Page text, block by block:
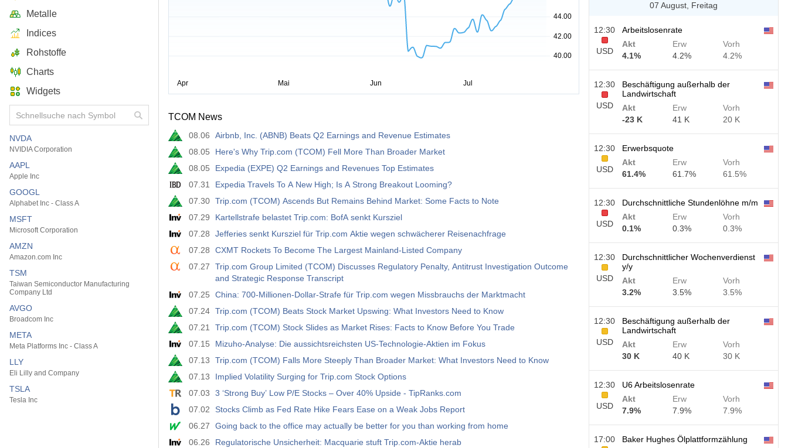
Metalle
Indices
Rohstoffe
Charts
Widgets
NVDA
NVIDIA Corporation
AAPL
Apple Inc
GOOGL
Alphabet Inc - Class A
MSFT
Microsoft Corporation
AMZN
Amazon.com Inc
TSM
Taiwan Semiconductor Manufacturing
Company Ltd
AVGO
Broadcom Inc
META
Meta Platforms Inc - Class A
LLY
Eli Lilly and Company
TSLA
Tesla Inc
TCOM News
08.06
Airbnb, Inc. (ABNB) Beats Q2 Earnings and Revenue Estimates
08.05
Here's Why Trip.com (TCOM) Fell More Than Broader Market
08.05
Expedia (EXPE) Q2 Earnings and Revenues Top Estimates
07.31
Expedia Travels To A New High; Is A Strong Breakout Looming?
07.30 Trip.com (TCOM) Ascends But Remains Behind Market: Some Facts to Note
07.29
Kartellstrafe belastet Trip.com: BofA senkt Kursziel
07.28
Jefferies senkt Kursziel für Trip.com Aktie wegen schwächerer Reisenachfrage
07.28
CXMT Rockets To Become The Largest Mainland-Listed Company
07.27
Trip.com Group Limited (TCOM) Discusses Regulatory Penalty, Antitrust Investigation Outcome
and Strategic Response Transcript
07.25
China: 700-Millionen-Dollar-Strafe für Trip.com wegen Missbrauchs der Marktmacht
07.24 Trip.com (TCOM) Beats Stock Market Upswing: What Investors Need to Know
07.21
Trip.com (TCOM) Stock Slides as Market Rises: Facts to Know Before You Trade
07.15
Mizuho-Analyse: Die aussichtsreichsten US-Technologie-Aktien im Fokus
07.13
Trip.com (TCOM) Falls More Steeply Than Broader Market: What Investors Need to Know
07.13
Implied Volatility Surging for Trip.com Stock Options
07.03
3 ‘Strong Buy’ Low P/E Stocks – Over 40% Upside - TipRanks.com
07.02
Stocks Climb as Fed Rate Hike Fears Ease on a Weak Jobs Report
06.27
Going back to the office may actually be better for you than working from home
06.26
Regulatorische Unsicherheit: Macquarie stuft Trip.com-Aktie herab
07 August, Freitag
12:30
USD
Arbeitslosenrate
Akt
4.1%
Erw
4.2%
Vorh
4.2%
12:30
USD
Beschäftigung außerhalb der
Landwirtschaft
Akt
-23 K
Erw
41 K
Vorh
20 K
12:30
USD
Erwerbsquote
Akt
61.4%
Erw
61.7%
Vorh
61.5%
12:30
USD
Durchschnittliche Stundenlöhne m/m
Akt
0.1%
Erw
0.3%
Vorh
0.3%
12:30
USD
Durchschnittlicher Wochenverdienst
y/y
Akt
3.2%
Erw
3.5%
Vorh
3.5%
12:30
USD
Beschäftigung außerhalb der
Landwirtschaft
Akt
30 K
Erw
40 K
Vorh
30 K
12:30
USD
U6 Arbeitslosenrate
Akt
7.9%
Erw
7.9%
Vorh
7.9%
17:00
Baker Hughes Ölplattformzählung